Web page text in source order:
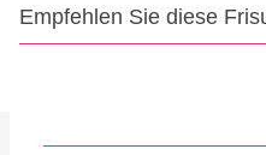
Empfehlen Sie diese